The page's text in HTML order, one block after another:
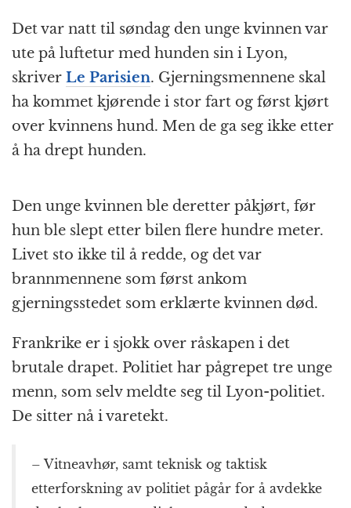
Det var natt til søndag den unge kvinnen var
ute på luftetur med hunden sin i Lyon,
skriver Le Parisien. Gjerningsmennene skal
ha kommet kjørende i stor fart og først kjørt
over kvinnens hund. Men de ga seg ikke etter
å ha drept hunden.
Den unge kvinnen ble deretter påkjørt, før
hun ble slept etter bilen flere hundre meter.
Livet sto ikke til å redde, og det var
brannmennene som først ankom
gjerningsstedet som erklærte kvinnen død.
Frankrike er i sjokk over råskapen i det
brutale drapet. Politiet har pågrepet tre unge
menn, som selv meldte seg til Lyon-politiet.
De sitter nå i varetekt.
– Vitneavhør, samt teknisk og taktisk
etterforskning av politiet pågår for å avdekke